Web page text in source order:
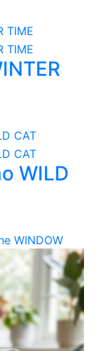
WILD